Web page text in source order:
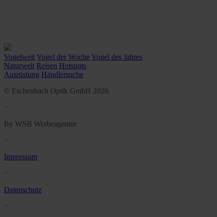
Vogelwelt Vogel der Woche Vogel des Jahres
Naturwelt Reisen Hotspots
Ausrüstung Händlersuche
© Eschenbach Optik GmbH 2026
᛫
By WSB Werbeagentur
᛫
Impressum
᛫
Datenschutz
᛫